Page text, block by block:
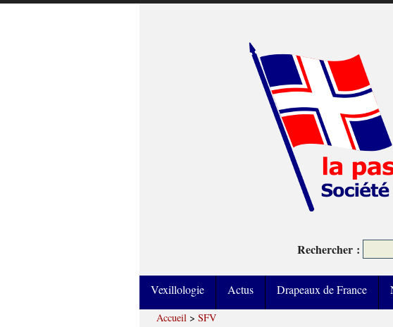
Rechercher :
Vexillologie Actus Drapeaux de France
Accueil > SFV